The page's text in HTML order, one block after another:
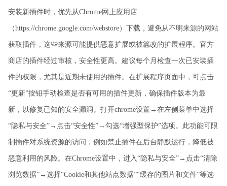
安装新插件时，优先从Chrome网上应用店
（https://chrome.google.com/webstore）下载，避免从不明来源的网站
获取插件，这些来源可能提供恶意扩展或被篡改的扩展程序。官方
商店的插件经过审核，安全性更高。建议每个月检查一次已安装插
件的权限，尤其是近期未使用的插件。在扩展程序页面中，可点击
“更新”按钮手动检查是否有可用的插件更新，确保插件版本为最
新，以修复已知的安全漏洞。打开chrome设置→在左侧菜单中选择
“隐私与安全”→点击“安全性”→勾选“增强型保护”选项。此功能可限
制插件对系统资源的访问，例如禁止插件在后台静默运行，降低被
恶意利用的风险。在Chrome设置中，进入“隐私与安全”→点击“清除
浏览数据”→选择“Cookie和其他站点数据”“缓存的图片和文件”等选